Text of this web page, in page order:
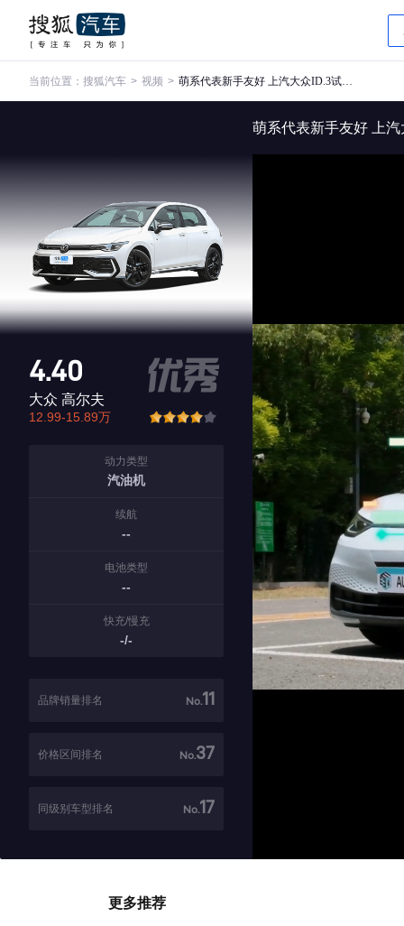
当前位置： 搜狐汽车 > 视频 > 萌系代表新手友好 上汽大众ID.3试驾体验
4.40
大众 高尔夫
12.99-15.89万
动力类型
汽油机
续航
--
电池类型
--
快充/慢充
-/-
品牌销量排名 No.11
价格区间排名 No.37
同级别车型排名 No.17
萌系代表新手友好 上
更多推荐